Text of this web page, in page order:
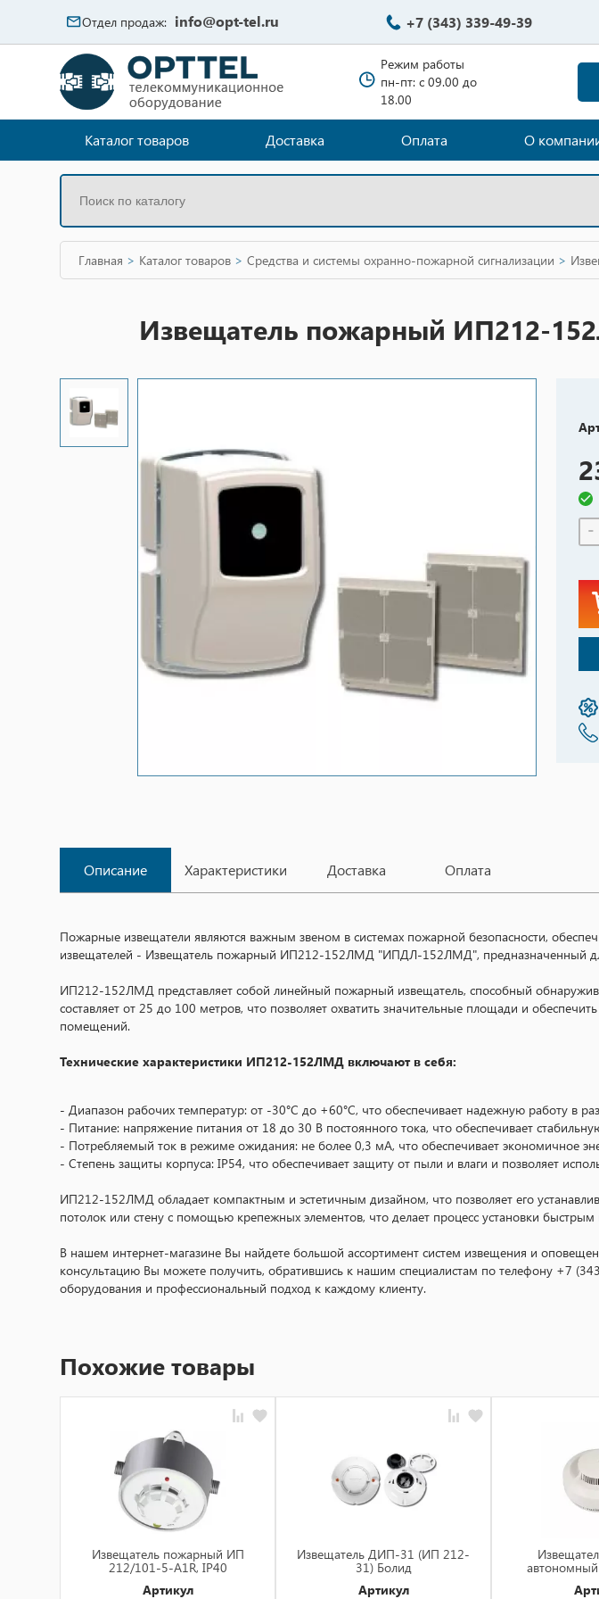
Отдел продаж: info@opt-tel.ru +7 (343) 339-49-39
Режим работы
пн-пт: с 09.00 до
18.00
Каталог товаров Доставка Оплата О
Главная > Каталог товаров > Средства и системы охранно-пожарной сигнализации >
Извещатель пожарный ИП212-
-
Описание Характеристики Доставка Оплата
Пожарные извещатели являются важным звеном в системах пожарной безопасности,
извещателей - Извещатель пожарный ИП212-152ЛМД "ИПДЛ-152ЛМД", предназначенный
ИП212-152ЛМД представляет собой линейный пожарный извещатель, способный
составляет от 25 до 100 метров, что позволяет охватить значительные площади и
помещений.
Технические характеристики ИП212-152ЛМД включают в себя:
- Диапазон рабочих температур: от -30°C до +60°C, что обеспечивает надежную работу в
- Питание: напряжение питания от 18 до 30 В постоянного тока, что обеспечивает
- Потребляемый ток в режиме ожидания: не более 0,3 мА, что обеспечивает экономичное
- Степень защиты корпуса: IP54, что обеспечивает защиту от пыли и влаги и позволяет
ИП212-152ЛМД обладает компактным и эстетичным дизайном, что позволяет его
потолок или стену с помощью крепежных элементов, что делает процесс установки
В нашем интернет-магазине Вы найдете большой ассортимент систем извещения и
консультацию Вы можете получить, обратившись к нашим специалистам по телефону +7
оборудования и профессиональный подход к каждому клиенту.
Похожие товары
Извещатель пожарный ИП
212/101-5-A1R, IP40
Артикул
Извещатель ДИП-31 (ИП 212-
31) Болид
Артикул